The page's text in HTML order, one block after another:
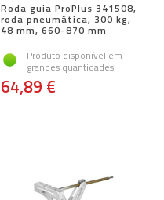
Roda guia ProPlus 341508,
roda pneumática, 300 kg,
48 mm, 660-870 mm
Produto disponível em
grandes quantidades
64,89 €